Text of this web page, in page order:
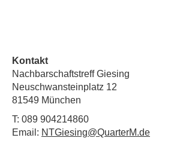
Kontakt
Nachbarschaftstreff Giesing
Neuschwansteinplatz 12
81549 München
T: 089 904214860
Email: NTGiesing@QuarterM.de